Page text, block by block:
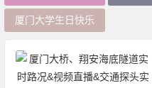
厦门大学生日快乐